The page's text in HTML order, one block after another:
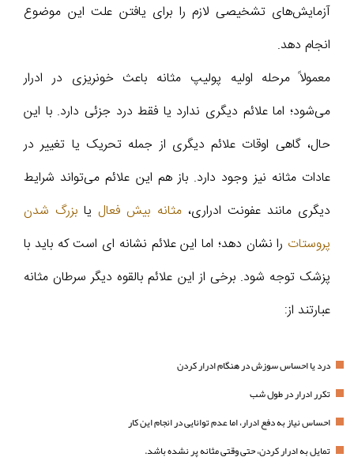
آزمایش‌های تشخیصی لازم را برای یافتن علت این موضوع
انجام دهد.
معمولاً مرحله اولیه پولیپ مثانه باعث خونریزی در ادرار
می‌شود؛ اما علائم دیگری ندارد یا فقط درد جزئی دارد. با این
حال، گاهی اوقات علائم دیگری از جمله تحریک یا تغییر در
عادات مثانه نیز وجود دارد. باز هم این علائم می‌تواند شرایط
دیگری مانند عفونت ادراری،مثانه بیش فعال یا بزرگ شدن
پروستات را نشان دهد؛ اما این علائم نشانه ای است که باید با
پزشک توجه شود. برخی از این علائم بالقوه دیگر سرطان مثانه
عبارتند از:
درد یا احساس سوزش در هنگام ادرار کردن
تکرر ادرار در طول شب
احساس نیاز به دفع ادرار، اما عدم توانایی در انجام این کار
تمایل به ادرار کردن، حتی وقتی مثانه پر نشده باشد.